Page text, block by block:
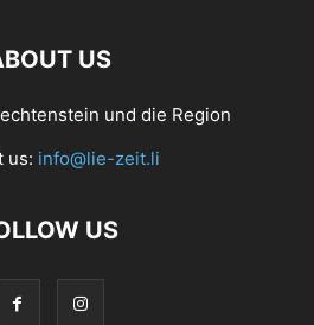
US
und die Region
us: info@lie-zeit.li
US